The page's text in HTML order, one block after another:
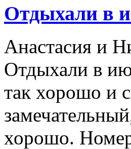
Отдыхали в
Анастасия и
Отдыхали в
так хорошо и
хорошо.